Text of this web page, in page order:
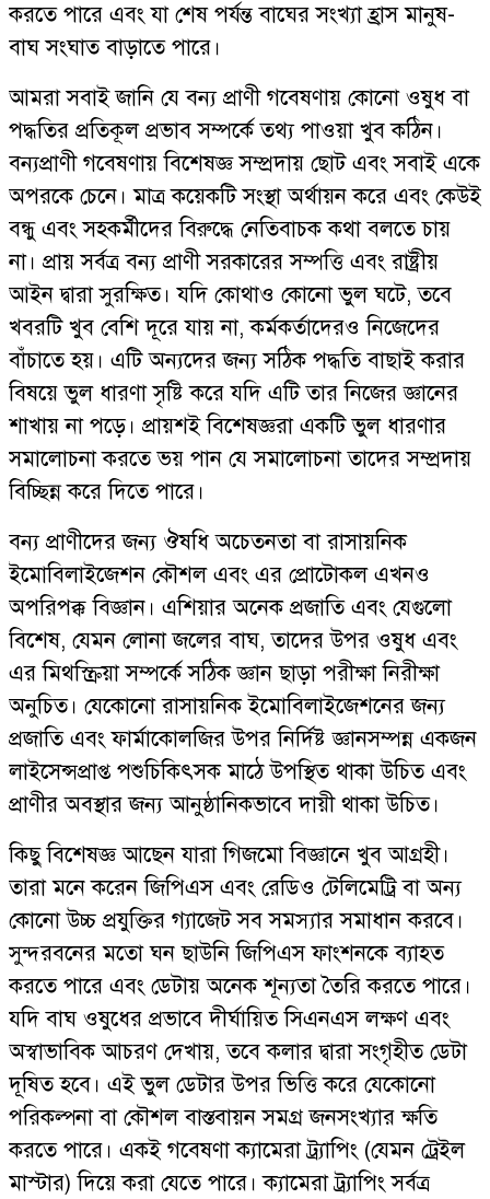
করতে পারে এবং যা শেষ পর্যন্ত বাঘের সংখ্যা হ্রাস মানুষ-
বাঘ সংঘাত বাড়াতে পারে।
আমরা সবাই জানি যে বন্য প্রাণী গবেষণায় কোনো ওষুধ বা
পদ্ধতির প্রতিকূল প্রভাব সম্পর্কে তথ্য পাওয়া খুব কঠিন।
বন্যপ্রাণী গবেষণায় বিশেষজ্ঞ সম্প্রদায় ছোট এবং সবাই একে
অপরকে চেনে। মাত্র কয়েকটি সংস্থা অর্থায়ন করে এবং কেউই
বন্ধু এবং সহকর্মীদের বিরুদ্ধে নেতিবাচক কথা বলতে চায়
না। প্রায় সর্বত্র বন্য প্রাণী সরকারের সম্পত্তি এবং রাষ্ট্রীয়
আইন দ্বারা সুরক্ষিত। যদি কোথাও কোনো ভুল ঘটে, তবে
খবরটি খুব বেশি দূরে যায় না, কর্মকর্তাদেরও নিজেদের
বাঁচাতে হয়। এটি অন্যদের জন্য সঠিক পদ্ধতি বাছাই করার
বিষয়ে ভুল ধারণা সৃষ্টি করে যদি এটি তার নিজের জ্ঞানের
শাখায় না পড়ে। প্রায়শই বিশেষজ্ঞরা একটি ভুল ধারণার
সমালোচনা করতে ভয় পান যে সমালোচনা তাদের সম্প্রদায়
বিচ্ছিন্ন করে দিতে পারে।
বন্য প্রাণীদের জন্য ঔষধি অচেতনতা বা রাসায়নিক
ইমোবিলাইজেশন কৌশল এবং এর প্রোটোকল এখনও
অপরিপক্ক বিজ্ঞান। এশিয়ার অনেক প্রজাতি এবং যেগুলো
বিশেষ, যেমন লোনা জলের বাঘ, তাদের উপর ওষুধ এবং
এর মিথস্ক্রিয়া সম্পর্কে সঠিক জ্ঞান ছাড়া পরীক্ষা নিরীক্ষা
অনুচিত। যেকোনো রাসায়নিক ইমোবিলাইজেশনের জন্য
প্রজাতি এবং ফার্মাকোলজির উপর নির্দিষ্ট জ্ঞানসম্পন্ন একজন
লাইসেন্সপ্রাপ্ত পশুচিকিৎসক মাঠে উপস্থিত থাকা উচিত এবং
প্রাণীর অবস্থার জন্য আনুষ্ঠানিকভাবে দায়ী থাকা উচিত।
কিছু বিশেষজ্ঞ আছেন যারা গিজমো বিজ্ঞানে খুব আগ্রহী।
তারা মনে করেন জিপিএস এবং রেডিও টেলিমেট্রি বা অন্য
কোনো উচ্চ প্রযুক্তির গ্যাজেট সব সমস্যার সমাধান করবে।
সুন্দরবনের মতো ঘন ছাউনি জিপিএস ফাংশনকে ব্যাহত
করতে পারে এবং ডেটায় অনেক শূন্যতা তৈরি করতে পারে।
যদি বাঘ ওষুধের প্রভাবে দীর্ঘায়িত সিএনএস লক্ষণ এবং
অস্বাভাবিক আচরণ দেখায়, তবে কলার দ্বারা সংগৃহীত ডেটা
দূষিত হবে। এই ভুল ডেটার উপর ভিত্তি করে যেকোনো
পরিকল্পনা বা কৌশল বাস্তবায়ন সমগ্র জনসংখ্যার ক্ষতি
করতে পারে। একই গবেষণা ক্যামেরা ট্র্যাপিং (যেমন ট্রেইল
মাস্টার) দিয়ে করা যেতে পারে। ক্যামেরা ট্র্যাপিং সর্বত্র